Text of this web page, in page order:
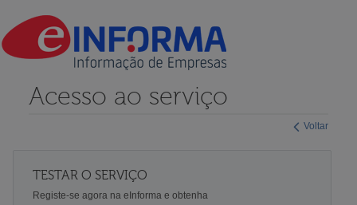
Voltar
Acesso ao serviço
TESTAR O SERVIÇO
Registe-se agora na eInforma e obtenha